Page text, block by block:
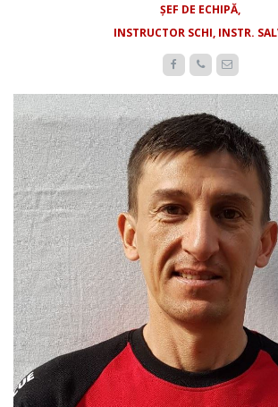
ȘEF DE ECHIPĂ,
INSTRUCTOR SCHI, INSTR.
  